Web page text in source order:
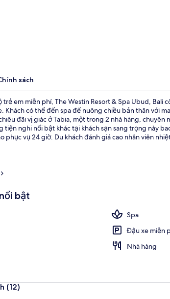
sách
em miễn phí, The Westin Resort & Spa Ubud, Bali
Khách có thể đến spa để nuông chiều bản thân với
đãi vị giác ở Tabia, một trong 2 nhà hàng,
tiện nghi nổi bật khác tại khách sạn sang trọng này
phục vụ 24 giờ. Du khách đánh giá cao nhân viên
bật
Spa
Đậu xe miễn
Nhà hàng
(12)